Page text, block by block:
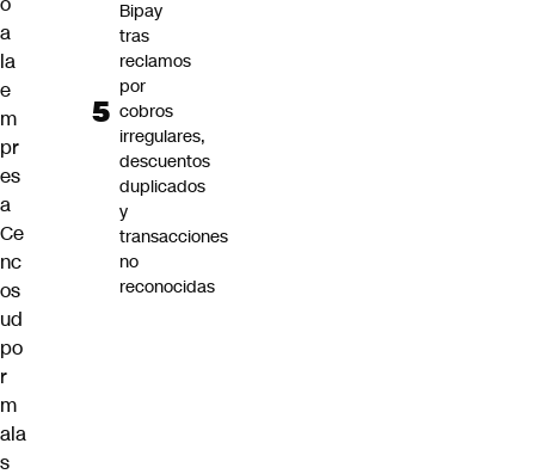
a
la
e
m
pr
es
a
Ce
nc
os
ud
po
r
m
ala
s
Bipay
tras
reclamos
por
cobros
irregulares,
descuentos
duplicados
y
transacciones
no
reconocidas